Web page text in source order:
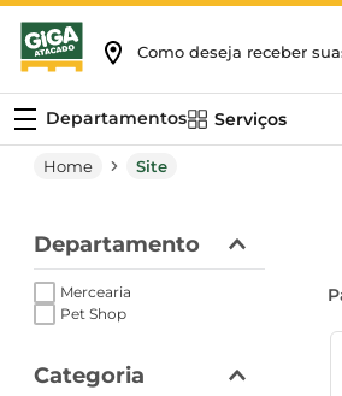
Como deseja receber
Serviços
Site
Departamento
Mercearia
Pet Shop
Categoria